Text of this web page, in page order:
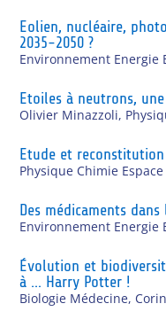
Eolien, nucléaire,
2035-2050 ?
Environnement Energie
Etoiles à neutrons,
Olivier Minazzoli,
Etude et
Physique Chimie
Des médicaments dans
Environnement Energie
Évolution et
à … Harry Potter !
Biologie Médecine,